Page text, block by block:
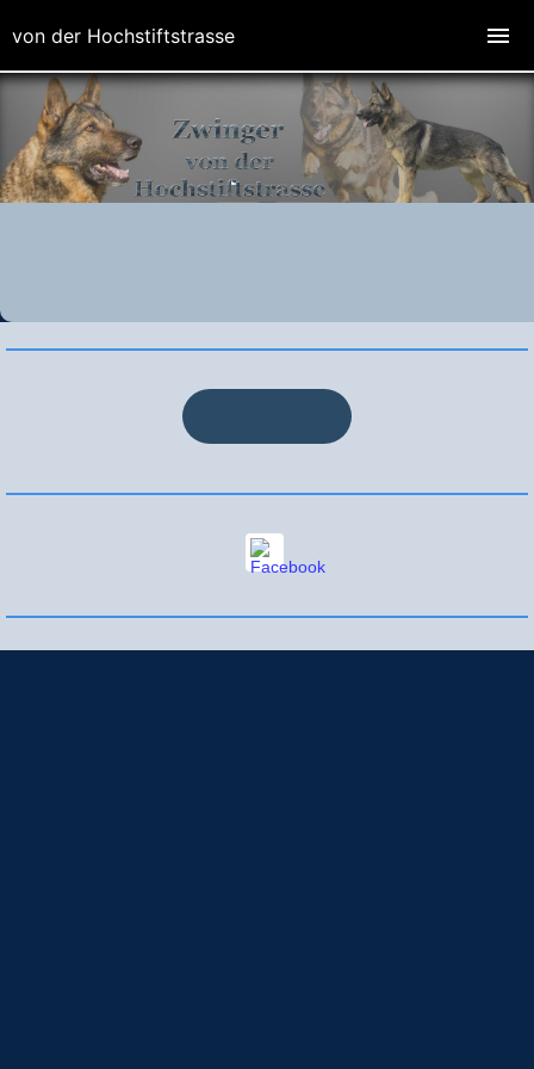
von der Hochstiftstrasse